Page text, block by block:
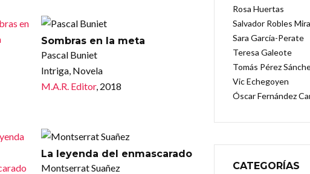
Sombras en la meta
Pascal Buniet
Intriga, Novela
M.A.R. Editor, 2018
La leyenda del enmascarado
Montserrat Suañez
Rosa Huertas
Salvador Robles
Sara García-Perate
Teresa Galeote
Tomás Pérez
Vic Echegoyen
Óscar Fernández
CATEGORÍAS